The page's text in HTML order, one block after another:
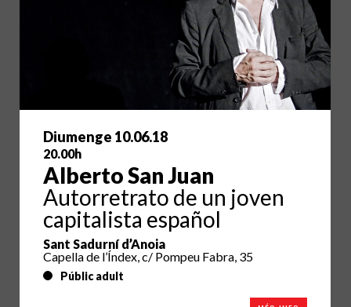
Diumenge 10.06.18
20.00h
Alberto San Juan
Autorretrato de un joven
capitalista español
Sant Sadurní d’Anoia
Capella de l’Índex, c/ Pompeu Fabra, 35
Públic adult